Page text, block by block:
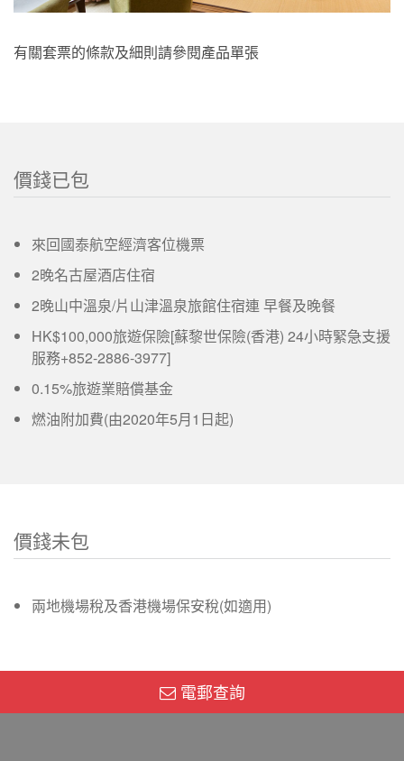
有關套票的條款及細則請參閱產品單張
價錢已包
來回國泰航空經濟客位機票
2晚名古屋酒店住宿
2晚山中溫泉/片山津溫泉旅館住宿連 早餐及晚餐
HK$100,000旅遊保險[蘇黎世保險(香港) 24小時緊急支援
服務+852-2886-3977]
0.15%旅遊業賠償基金
燃油附加費(由2020年5月1日起)
價錢未包
兩地機場稅及香港機場保安稅(如適用)
電郵查詢